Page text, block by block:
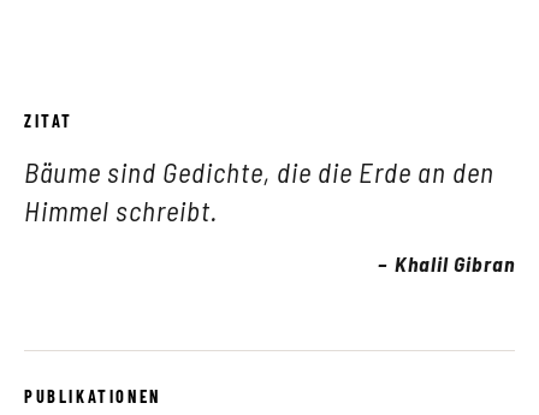
ZITAT
Bäume sind Gedichte, die die Erde an den
Himmel schreibt.
Khalil Gibran
PUBLIKATIONEN